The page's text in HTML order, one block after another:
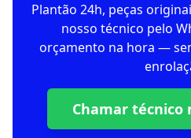
Plantão 24h, peças
nosso técnico pelo
orçamento na hora —
Chamar técnico